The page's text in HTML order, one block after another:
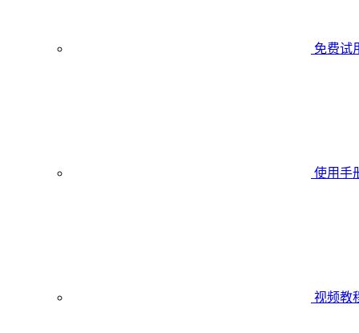
免费试
使用手
视频教